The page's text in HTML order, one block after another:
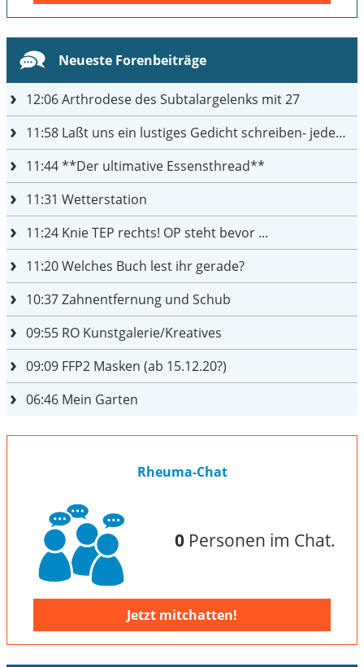
Neueste Forenbeiträge
12:06Arthrodese des Subtalargelenks mit 27
11:58 Laßt uns ein lustiges Gedicht schreiben- jeder einen Satz
11:44**Der ultimative Essensthread**
11:31 Wetterstation
11:24 Knie TEP rechts! OP steht bevor ...
11:20Welches Buch lest ihr gerade?
10:37Zahnentfernung und Schub
09:55 RO Kunstgalerie/Kreatives
09:09 FFP2 Masken (ab 15.12.20?)
06:46 Mein Garten
Rheuma-Chat
0Personen im Chat.
Jetzt mitchatten!